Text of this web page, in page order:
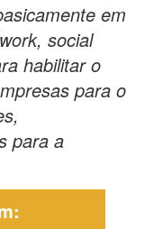
em
social
habilitar o
para o
para a